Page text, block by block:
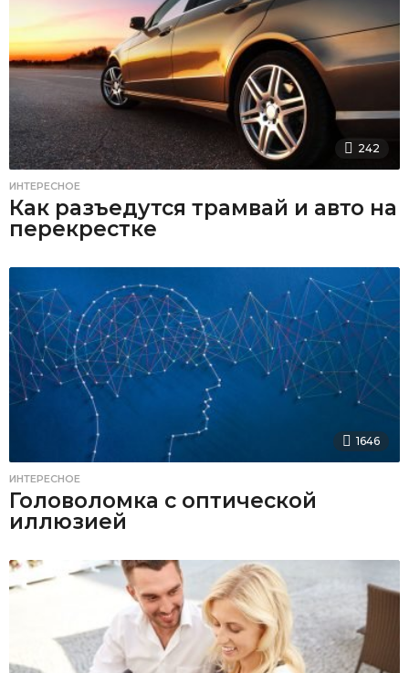
242
ИНТЕРЕСНОЕ
Как разъедутся трамвай и авто на
перекрестке
1646
ИНТЕРЕСНОЕ
Головоломка с оптической
иллюзией